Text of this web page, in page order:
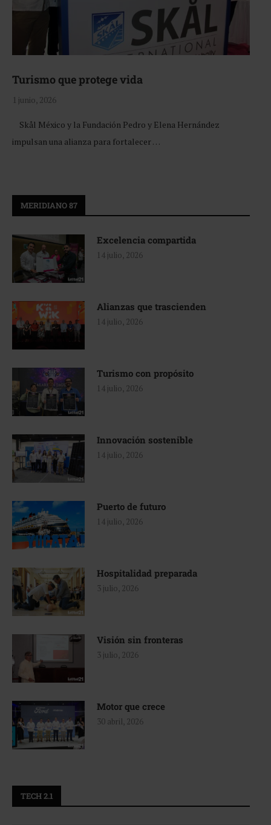
Turismo que protege vida
1 junio, 2026
Skål México y la Fundación Pedro y Elena Hernández
impulsan una alianza para fortalecer …
MERIDIANO 87
Excelencia compartida
14 julio, 2026
Alianzas que trascienden
14 julio, 2026
Turismo con propósito
14 julio, 2026
Innovación sostenible
14 julio, 2026
Puerto de futuro
14 julio, 2026
Hospitalidad preparada
3 julio, 2026
Visión sin fronteras
3 julio, 2026
Motor que crece
30 abril, 2026
TECH 2.1